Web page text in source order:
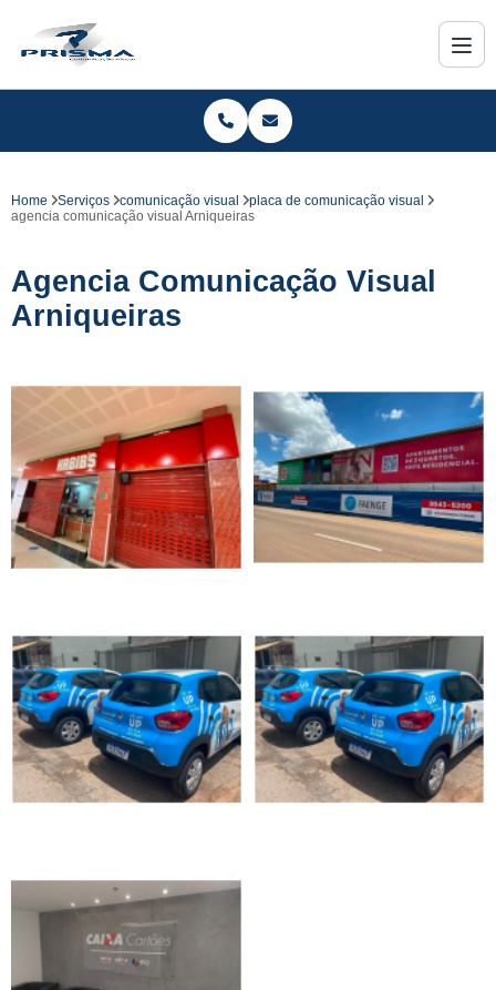
Home Serviços comunicação visual
placa de comunicação visual
agencia comunicação visual Arniqueiras
Agencia Comunicação Visual
Arniqueiras